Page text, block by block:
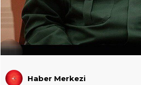
Haber Merkezi